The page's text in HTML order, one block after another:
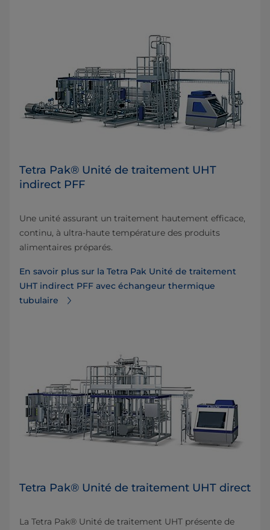
Tetra Pak® Unité de traitement UHT
indirect PFF
Une unité assurant un traitement hautement efficace,
continu, à ultra-haute température des produits
alimentaires préparés.
En savoir plus sur la Tetra Pak Unité de traitement
UHT indirect PFF avec échangeur thermique
tubulaire
Tetra Pak® Unité de traitement UHT direct
La Tetra Pak® Unité de traitement UHT présente de